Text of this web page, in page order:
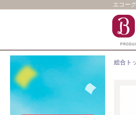
エコー
総合ト